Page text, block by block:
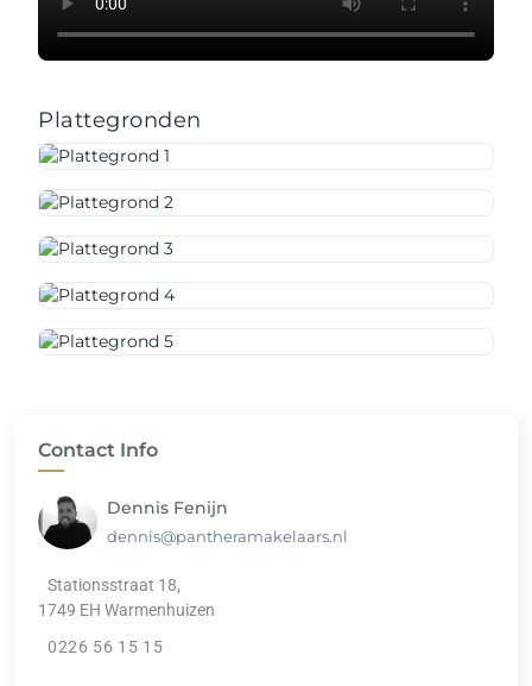
Plattegronden
Contact Info
Dennis Fenijn
dennis@pantheramakelaars.nl
Stationsstraat 18,
1749 EH Warmenhuizen
0226 56 15 15